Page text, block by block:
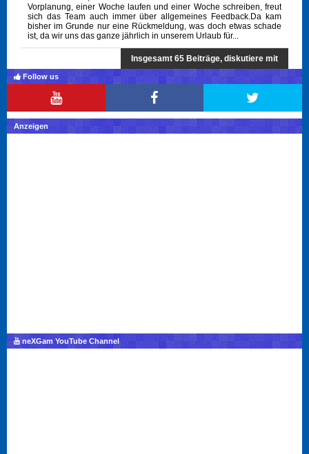
Vorplanung, einer Woche laufen und einer Woche schreiben, freut
sich das Team auch immer über allgemeines Feedback.Da kam
bisher im Grunde nur eine Rückmeldung, was doch etwas schade
ist, da wir uns das ganze jährlich in unserem Urlaub für...
Insgesamt 65 Beiträge, diskutiere mit
Follow us
Anzeigen
neXGam YouTube Channel